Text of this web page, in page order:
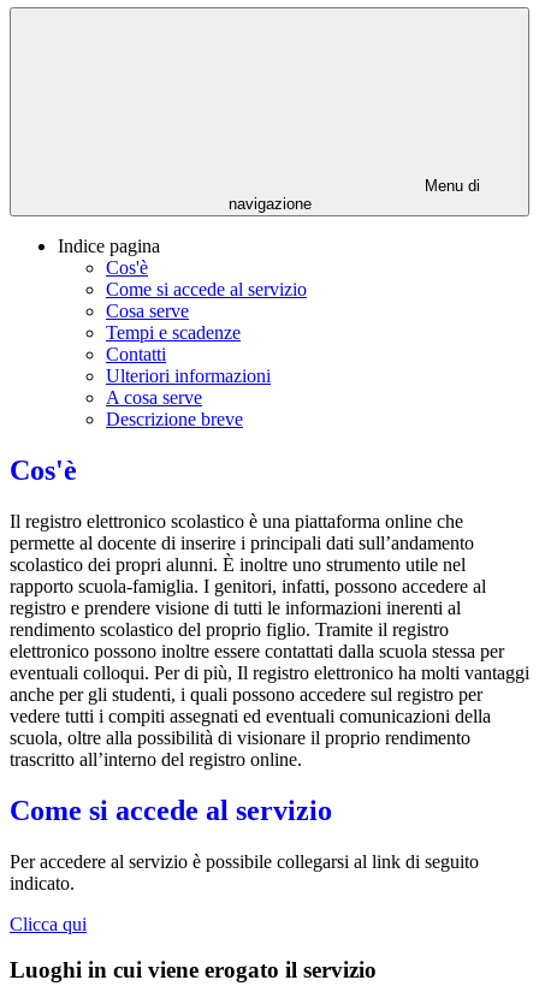
Menu di
navigazione
Indice pagina
Cos'è
Come si accede al servizio
Cosa serve
Tempi e scadenze
Contatti
Ulteriori informazioni
A cosa serve
Descrizione breve
Cos'è
Il registro elettronico scolastico è una piattaforma online che
permette al docente di inserire i principali dati sull’andamento
scolastico dei propri alunni. È inoltre uno strumento utile nel
rapporto scuola-famiglia. I genitori, infatti, possono accedere al
registro e prendere visione di tutti le informazioni inerenti al
rendimento scolastico del proprio figlio. Tramite il registro
elettronico possono inoltre essere contattati dalla scuola stessa per
eventuali colloqui. Per di più, Il registro elettronico ha molti vantaggi
anche per gli studenti, i quali possono accedere sul registro per
vedere tutti i compiti assegnati ed eventuali comunicazioni della
scuola, oltre alla possibilità di visionare il proprio rendimento
trascritto all’interno del registro online.
Come si accede al servizio
Per accedere al servizio è possibile collegarsi al link di seguito
indicato.
Clicca qui
Luoghi in cui viene erogato il servizio